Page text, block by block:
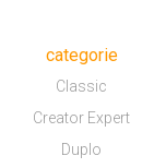
categorie
Classic
Creator Expert
Duplo